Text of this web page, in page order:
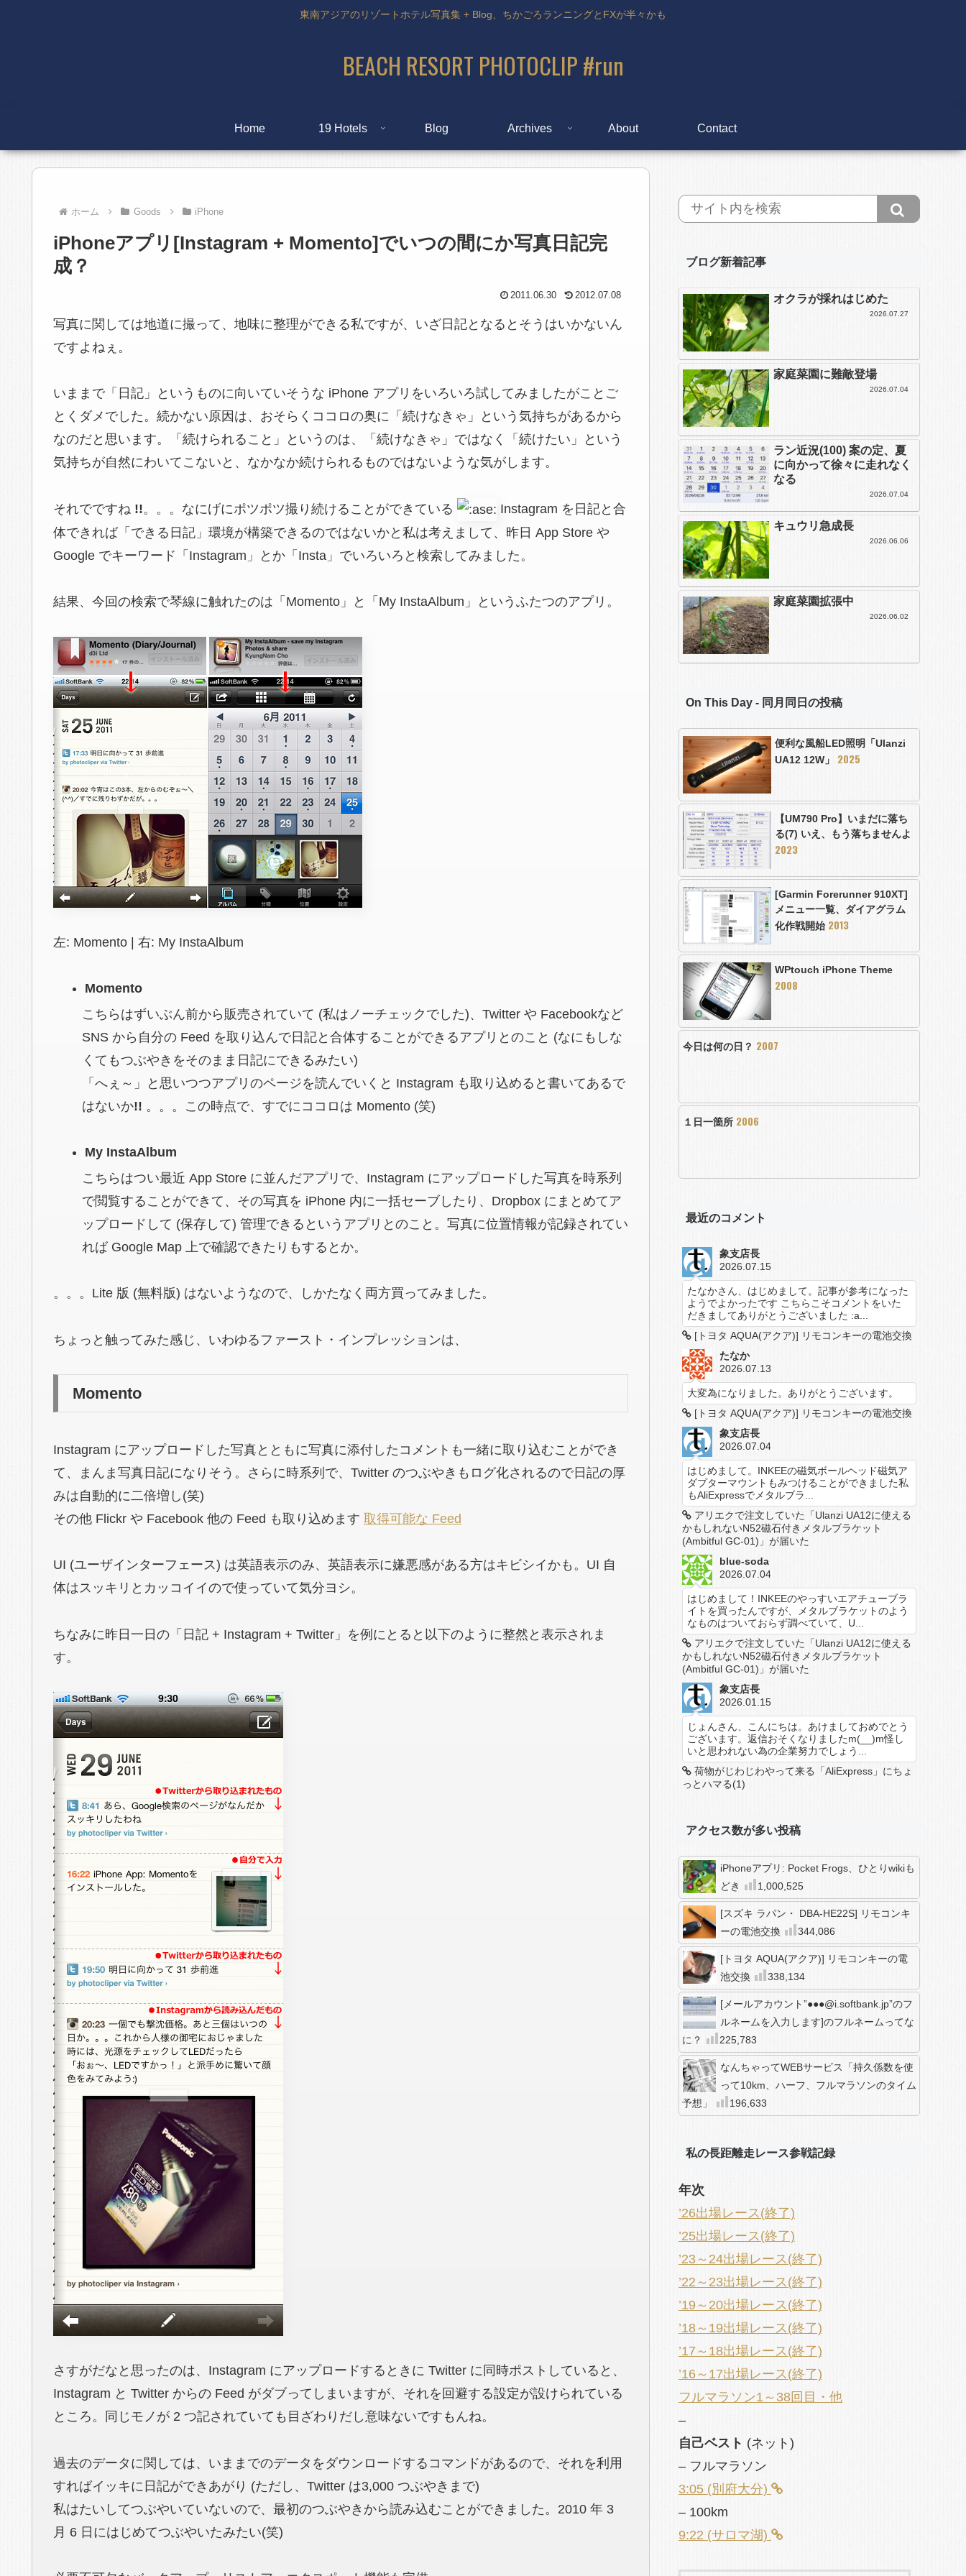
東南アジアのリゾートホテル写真集 + Blog、ちかごろランニングとFXが半々かも
BEACH RESORT PHOTOCLIP #run
Home 19 Hotels Blog Archives About Contact
ホーム Goods iPhone
iPhoneアプリ[Instagram + Momento]でいつの間にか写真日記完
成？
2011.06.30 2012.07.08
写真に関しては地道に撮って、地味に整理ができる私ですが、いざ日記となるとそうはいかないん
ですよねぇ。
いままで「日記」というものに向いていそうな iPhone アプリをいろいろ試してみましたがことご
とくダメでした。続かない原因は、おそらくココロの奥に「続けなきゃ」という気持ちがあるから
なのだと思います。「続けられること」というのは、「続けなきゃ」ではなく「続けたい」という
気持ちが自然にわいてこないと、なかなか続けられるものではないような気がします。
それでですね !!。。。なにげにポツポツ撮り続けることができている
Instagram を日記と合
体できれば「できる日記」環境が構築できるのではないかと私は考えまして、昨日 App Store や
Google でキーワード「Instagram」とか「Insta」でいろいろと検索してみました。
結果、今回の検索で琴線に触れたのは「Momento」と「My InstaAlbum」というふたつのアプリ。
左: Momento | 右: My InstaAlbum
Momento
こちらはずいぶん前から販売されていて (私はノーチェックでした)、Twitter や Facebookなど
SNS から自分の Feed を取り込んで日記と合体することができるアプリとのこと (なにもしな
くてもつぶやきをそのまま日記にできるみたい)
「へぇ～」と思いつつアプリのページを読んでいくと Instagram も取り込めると書いてあるで
はないか!! 。。。この時点で、すでにココロは Momento (笑)
My InstaAlbum
こちらはつい最近 App Store に並んだアプリで、Instagram にアップロードした写真を時系列
で閲覧することができて、その写真を iPhone 内に一括セーブしたり、Dropbox にまとめてア
ップロードして (保存して) 管理できるというアプリとのこと。写真に位置情報が記録されてい
れば Google Map 上で確認できたりもするとか。
。。。Lite 版 (無料版) はないようなので、しかたなく両方買ってみました。
ちょっと触ってみた感じ、いわゆるファースト・インプレッションは、
Momento
Instagram にアップロードした写真とともに写真に添付したコメントも一緒に取り込むことができ
て、まんま写真日記になりそう。さらに時系列で、Twitter のつぶやきもログ化されるので日記の厚
みは自動的に二倍増し(笑)
その他 Flickr や Facebook 他の Feed も取り込めます 取得可能な Feed
UI (ユーザインターフェース) は英語表示のみ、英語表示に嫌悪感がある方はキビシイかも。UI 自
体はスッキリとカッコイイので使っていて気分ヨシ。
ちなみに昨日一日の「日記 + Instagram + Twitter」を例にとると以下のように整然と表示されま
す。
さすがだなと思ったのは、Instagram にアップロードするときに Twitter に同時ポストしていると、
Instagram と Twitter からの Feed がダブってしまいますが、それを回避する設定が設けられている
ところ。同じモノが 2 つ記されていても目ざわりだし意味ないですもんね。
過去のデータに関しては、いままでのデータをダウンロードするコマンドがあるので、それを利用
すればイッキに日記ができあがり (ただし、Twitter は3,000 つぶやきまで)
私はたいしてつぶやいていないので、最初のつぶやきから読み込むことができました。2010 年 3
月 6 日にはじめてつぶやいたみたい(笑)
ブログ新着記事
オクラが採れはじめた
2026.07.27
家庭菜園に難敵登場
2026.07.04
ラン近況(100) 案の定、夏
に向かって徐々に走れなく
なる
2026.07.04
キュウリ急成長
2026.06.06
家庭菜園拡張中
2026.06.02
On This Day - 同月同日の投稿
便利な風船LED照明「Ulanzi
UA12 12W」 2025
【UM790 Pro】いまだに落ち
る(7) いえ、もう落ちませんよ
2023
[Garmin Forerunner 910XT]
メニュー一覧、ダイアグラム
化作戦開始 2013
WPtouch iPhone Theme
2008
今日は何の日？ 2007
１日一箇所 2006
最近のコメント
象支店長
2026.07.15
たなかさん、はじめまして。記事が参考になった
ようでよかったです こちらこそコメントをいた
だきましてありがとうございました :a...
[トヨタ AQUA(アクア)] リモコンキーの電池交換
たなか
2026.07.13
大変為になりました。ありがとうございます。
[トヨタ AQUA(アクア)] リモコンキーの電池交換
象支店長
2026.07.04
はじめまして。INKEEの磁気ボールヘッド磁気ア
ダプターマウントもみつけることができました私
もAliExpressでメタルブラ...
アリエクで注文していた「Ulanzi UA12に使える
かもしれないN52磁石付きメタルブラケット
(Ambitful GC-01)」が届いた
blue-soda
2026.07.04
はじめまして！INKEEのやっすいエアチューブラ
イトを買ったんですが、メタルブラケットのよう
なものはついておらず調べていて、U...
アリエクで注文していた「Ulanzi UA12に使える
かもしれないN52磁石付きメタルブラケット
(Ambitful GC-01)」が届いた
象支店長
2026.01.15
じょんさん、こんにちは。あけましておめでとう
ございます。返信おそくなりましたm(__)m怪し
いと思われない為の企業努力でしょう...
荷物がじわじわやって来る「AliExpress」にちょ
っとハマる(1)
アクセス数が多い投稿
iPhoneアプリ: Pocket Frogs、ひとりwikiも
どき
1,000,525
[スズキ ラパン・ DBA-HE22S] リモコンキ
ーの電池交換
344,086
[トヨタ AQUA(アクア)] リモコンキーの電
池交換
338,134
[メールアカウント”●●●@i.softbank.jp”のフ
ルネームを入力します]のフルネームってな
に？
225,783
なんちゃってWEBサービス「持久係数を使
って10km、ハーフ、フルマラソンのタイム
予想」
196,633
私の長距離走レース参戦記録
年次
’26出場レース(終了)
’25出場レース(終了)
’23～24出場レース(終了)
’22～23出場レース(終了)
’19～20出場レース(終了)
’18～19出場レース(終了)
’17～18出場レース(終了)
’16～17出場レース(終了)
フルマラソン1～38回目・他
–
自己ベスト (ネット)
– フルマラソン
3:05 (別府大分)
– 100km
9:22 (サロマ湖)